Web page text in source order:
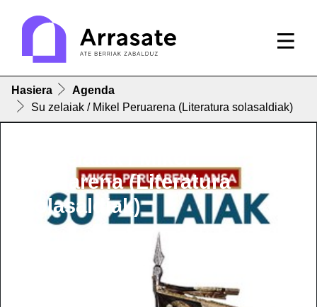
Hasiera
Agenda
Su zelaiak / Mikel Peruarena (Literatura solasaldiak)
Peruarena (Literatura
solasaldiak)